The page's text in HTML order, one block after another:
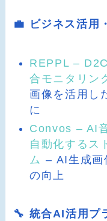
💼 ビジネス活用
REPPL –
合モニタリン
画像を活用し
に
Convos – AI
自動化するス
ム – AI生成画
の向上
🔧 統合AI活用プ